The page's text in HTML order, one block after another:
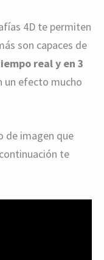
4D te permiten
son capaces de
real y en 3
un efecto mucho
de imagen que
te